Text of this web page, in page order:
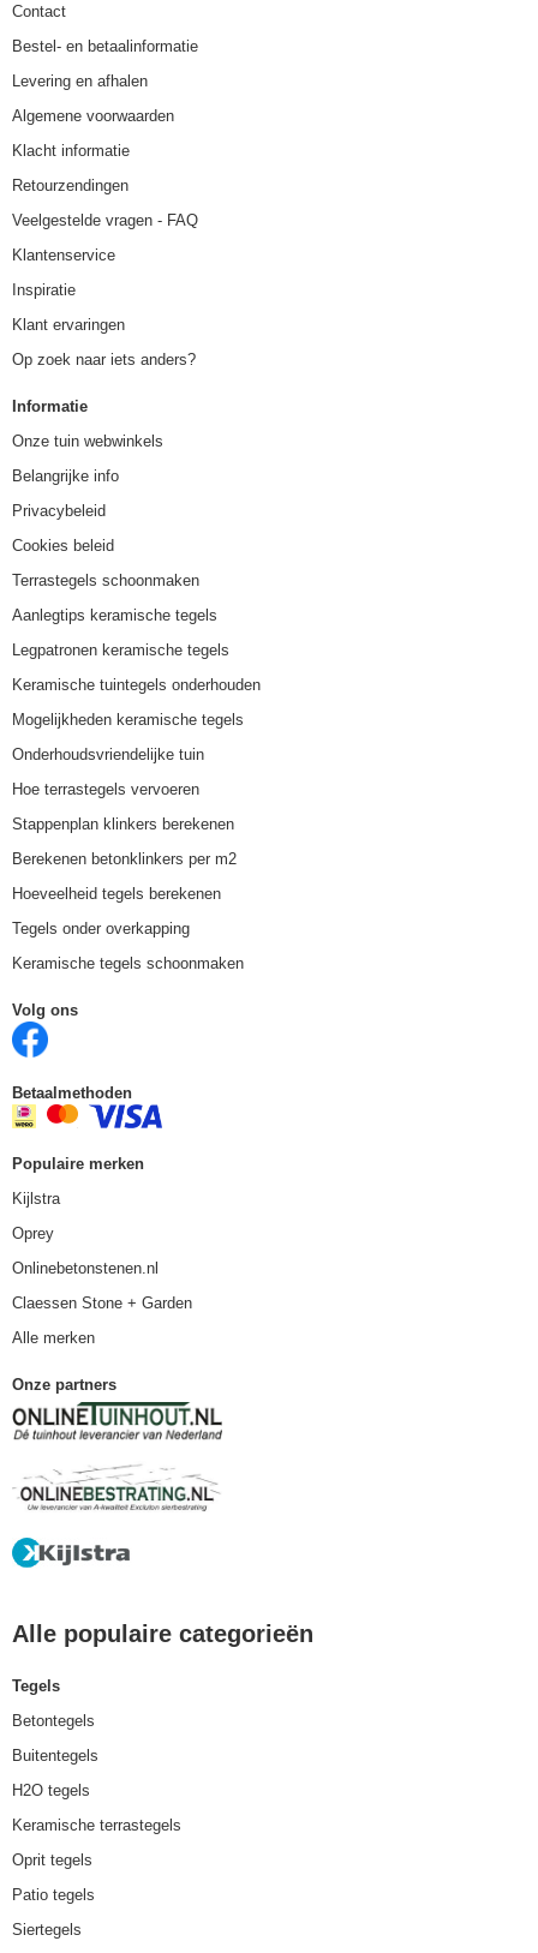
Contact
Bestel- en betaalinformatie
Levering en afhalen
Algemene voorwaarden
Klacht informatie
Retourzendingen
Veelgestelde vragen - FAQ
Klantenservice
Inspiratie
Klant ervaringen
Op zoek naar iets anders?
Informatie
Onze tuin webwinkels
Belangrijke info
Privacybeleid
Cookies beleid
Terrastegels schoonmaken
Aanlegtips keramische tegels
Legpatronen keramische tegels
Keramische tuintegels onderhouden
Mogelijkheden keramische tegels
Onderhoudsvriendelijke tuin
Hoe terrastegels vervoeren
Stappenplan klinkers berekenen
Berekenen betonklinkers per m2
Hoeveelheid tegels berekenen
Tegels onder overkapping
Keramische tegels schoonmaken
Volg ons
Betaalmethoden
Populaire merken
Kijlstra
Oprey
Onlinebetonstenen.nl
Claessen Stone + Garden
Alle merken
Onze partners
Alle populaire categorieën
Tegels
Betontegels
Buitentegels
H2O tegels
Keramische terrastegels
Oprit tegels
Patio tegels
Siertegels